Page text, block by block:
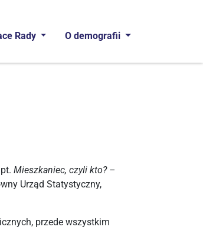
Rady O demografii
pt.Mieszkaniec, czyli kto? –
Urząd Statystyczny,
przede wszystkim